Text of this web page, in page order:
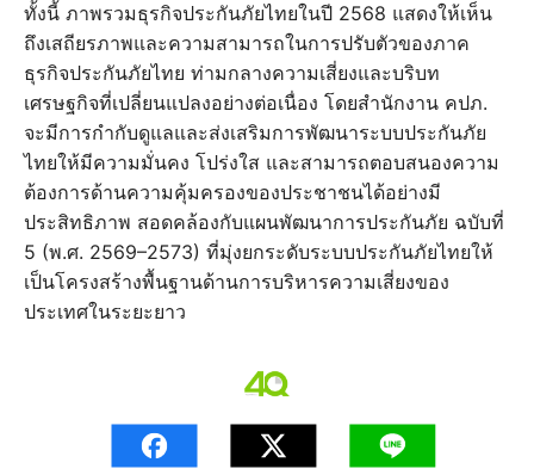
ทั้งนี้ ภาพรวมธุรกิจประกันภัยไทยในปี 2568 แสดงให้เห็น
ถึงเสถียรภาพและความสามารถในการปรับตัวของภาค
ธุรกิจประกันภัยไทย ท่ามกลางความเสี่ยงและบริบท
เศรษฐกิจที่เปลี่ยนแปลงอย่างต่อเนื่อง โดยสำนักงาน คปภ.
จะมีการกำกับดูแลและส่งเสริมการพัฒนาระบบประกันภัย
ไทยให้มีความมั่นคง โปร่งใส และสามารถตอบสนองความ
ต้องการด้านความคุ้มครองของประชาชนได้อย่างมี
ประสิทธิภาพ สอดคล้องกับแผนพัฒนาการประกันภัย ฉบับที่
5 (พ.ศ. 2569–2573) ที่มุ่งยกระดับระบบประกันภัยไทยให้
เป็นโครงสร้างพื้นฐานด้านการบริหารความเสี่ยงของ
ประเทศในระยะยาว